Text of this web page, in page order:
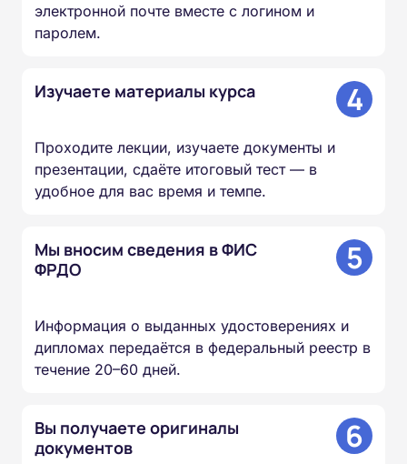
электронной почте вместе с логином и
паролем.
Изучаете материалы курса 4
Проходите лекции, изучаете документы и
презентации, сдаёте итоговый тест — в
удобное для вас время и темпе.
Мы вносим сведения в ФИС
ФРДО
5
Информация о выданных удостоверениях и
дипломах передаётся в федеральный реестр в
течение 20–60 дней.
Вы получаете оригиналы
документов
6